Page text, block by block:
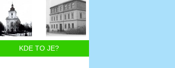
KDE TO JE?